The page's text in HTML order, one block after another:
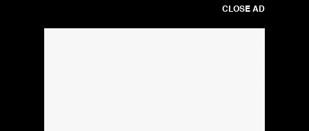
CLOSE AD